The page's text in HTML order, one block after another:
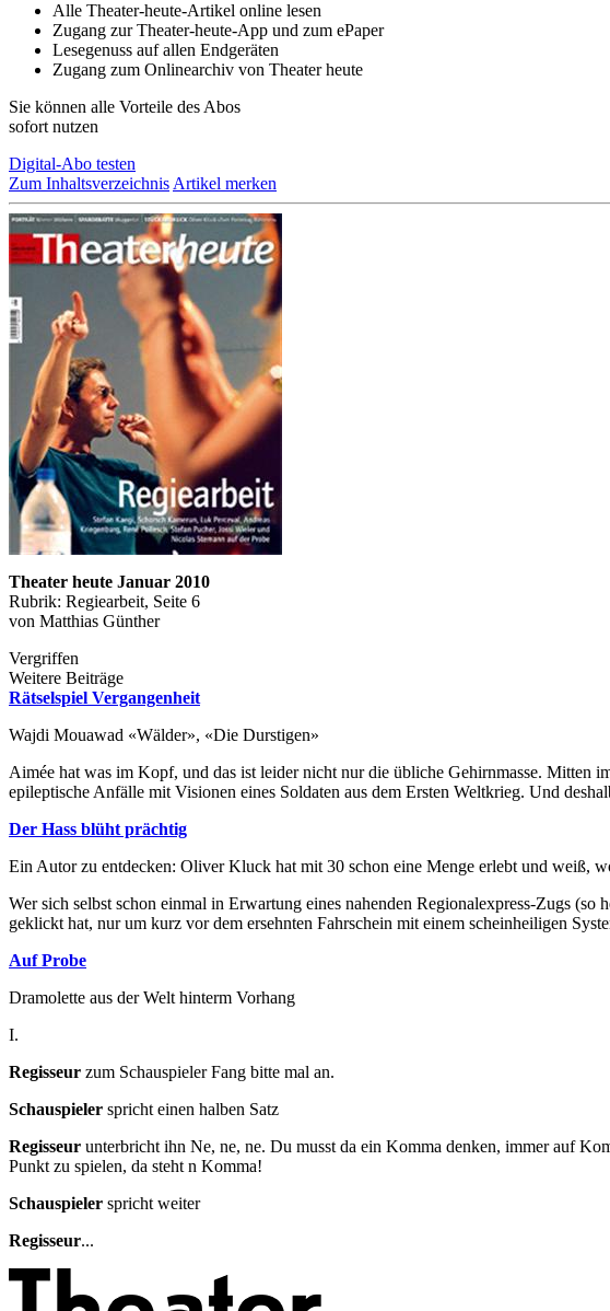
Alle Theater-heute-Artikel online lesen
Zugang zur Theater-heute-App und zum ePaper
Lesegenuss auf allen Endgeräten
Zugang zum Onlinearchiv von Theater heute
Sie können alle Vorteile des Abos
sofort nutzen
Digital-Abo testen
Zum Inhaltsverzeichnis Artikel merken
Theater heute Januar 2010
Rubrik: Regiearbeit, Seite 6
von Matthias Günther
Vergriffen
Weitere Beiträge
Rätselspiel Vergangenheit
Wajdi Mouawad «Wälder», «Die Durstigen»
Aimée hat was im Kopf, und das ist leider nicht nur die übliche Gehirnmasse. Mitten
epileptische Anfälle mit Visionen eines Soldaten aus dem Ersten Weltkrieg. Und
Der Hass blüht prächtig
Ein Autor zu entdecken: Oliver Kluck hat mit 30 schon eine Menge erlebt und weiß,
Wer sich selbst schon einmal in Erwartung eines nahenden Regionalexpress-Zugs
geklickt hat, nur um kurz vor dem ersehnten Fahrschein mit einem scheinheiligen
Auf Probe
Dramolette aus der Welt hinterm Vorhang
I.
Regisseur zum Schauspieler Fang bitte mal an.
Schauspieler spricht einen halben Satz
Regisseur unterbricht ihn Ne, ne, ne. Du musst da ein Komma denken, immer auf
Punkt zu spielen, da steht n Komma!
Schauspieler spricht weiter
Regisseur...